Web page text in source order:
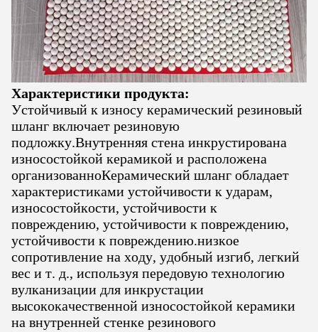
Характеристики продукта:
Устойчивый к износу керамический резиновый
шланг включает резиновую
подложку.Внутренняя стена инкрустирована
износостойкой керамикой и расположена
организованноКерамический шланг обладает
характеристиками устойчивости к ударам,
износостойкости, устойчивости к
повреждению, устойчивости к повреждению,
устойчивости к повреждению.низкое
сопротивление на ходу, удобный изгиб, легкий
вес и т. д., используя передовую технологию
вулканизации для инкрустации
высококачественной износостойкой керамики
на внутренней стенке резинового